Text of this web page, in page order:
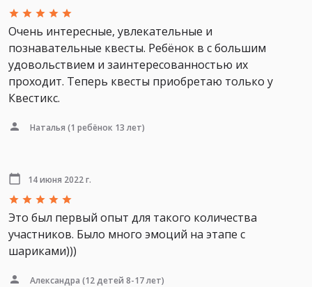
Очень интересные, увлекательные и
познавательные квесты. Ребёнок в с большим
удовольствием и заинтересованностью их
проходит. Теперь квесты приобретаю только у
Квестикс.
Наталья (1 ребёнок 13 лет)
14 июня 2022 г.
Это был первый опыт для такого количества
участников. Было много эмоций на этапе с
шариками)))
Александра (12 детей 8-17 лет)